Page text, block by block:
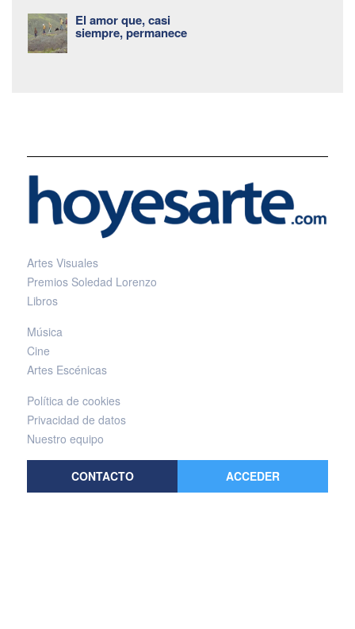
El amor que, casi
siempre, permanece
Artes Visuales
Premios Soledad Lorenzo
Libros
Música
Cine
Artes Escénicas
Política de cookies
Privacidad de datos
Nuestro equipo
CONTACTO ACCEDER